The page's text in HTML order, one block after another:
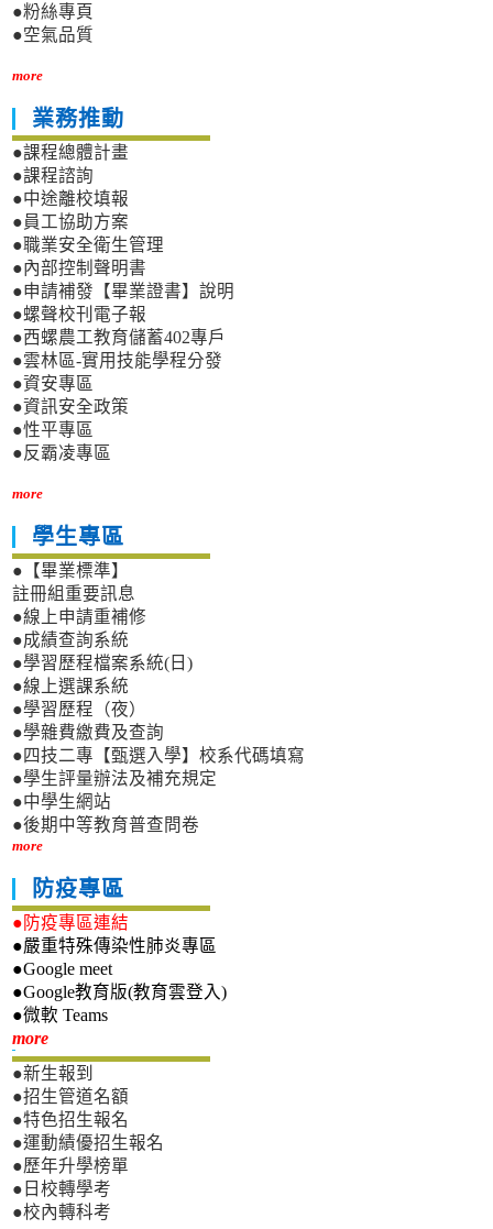
●粉絲專頁
●空氣品質
more
業務推動
●課程總體計畫
●課程諮詢
●中途離校填報
●員工協助方案
●職業安全衛生管理
●內部控制聲明書
●申請補發【畢業證書】說明
●螺聲校刊電子報
●西螺農工教育儲蓄402專戶
●雲林區-實用技能學程分發
●資安專區
●資訊安全政策
●性平專區
●反霸凌專區
more
學生專區
●【畢業標準】
註冊組重要訊息
●線上申請重補修
●成績查詢系統
●學習歷程檔案系統(日)
●線上選課系統
●學習歷程（夜）
●學雜費繳費及查詢
●四技二專【甄選入學】校系代碼填寫
●學生評量辦法及補充規定
●中學生網站
●後期中等教育普查問卷
more
防疫專區
●防疫專區連結
●嚴重特殊傳染性肺炎專區
●Google meet
●Google教育版(教育雲登入)
●微軟 Teams
more新生專區
●新生報到
●招生管道名額
●特色招生報名
●運動績優招生報名
●歷年升學榜單
●日校轉學考
●校內轉科考